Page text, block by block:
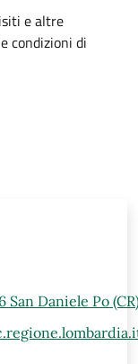
e altre
condizioni di
San Daniele Po